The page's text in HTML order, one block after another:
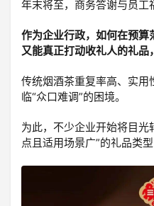
登录
注册
年末将至，商务答谢与员工
作为企业行政，如何在预算
又能真正打动收礼人的礼品
传统烟酒茶重复率高、实
临“众口难调”的困境。
为此，不少企业开始将目光
点且适用场景广”的礼品类